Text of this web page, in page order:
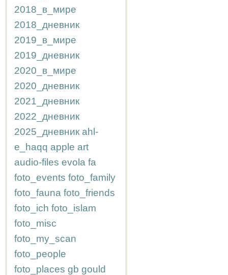
2018_в_мире
2018_дневник
2019_в_мире
2019_дневник
2020_в_мире
2020_дневник
2021_дневник
2022_дневник
2025_дневник ahl-
e_haqq apple art
audio-files evola fa
foto_events foto_family
foto_fauna foto_friends
foto_ich foto_islam
foto_misc
foto_my_scan
foto_people
foto_places gb gould